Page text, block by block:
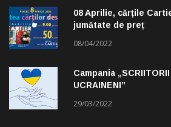
08 Aprilie, cărțile
jumătate de preț
08/04/2022
Campania
UCRAINENI”
29/03/2022